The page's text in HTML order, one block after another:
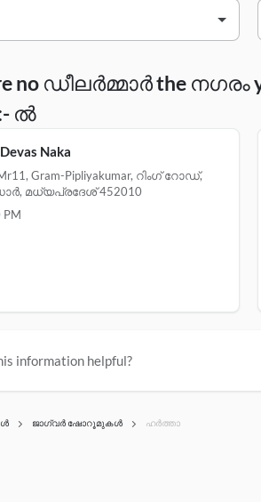
no ഡീലർമ്മാർ the നഗരം
ൽ
Naka
Gram-Pipliyakumar, റിംഗ് റോഡ്,
മധ്യപ്രദേശ് 452010
PM
information helpful?
ജാഗ്വർ ഷോറൂമുകൾ ഹർത്താ